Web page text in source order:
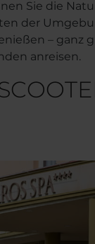
Sie die
der
– ganz
anreisen.